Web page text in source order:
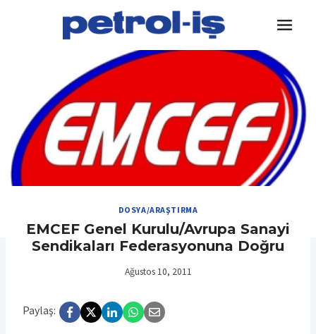
DOSYA/ARAŞTIRMA
EMCEF Genel Kurulu/Avrupa Sanayi
Sendikaları Federasyonuna Doğru
Ağustos 10, 2011
Paylaş: